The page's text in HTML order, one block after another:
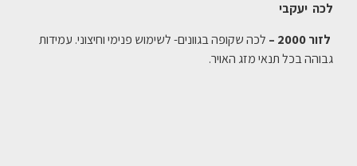
לכה יעקבי
לזור 2000 –
לכה שקופה בגוונים- לשימוש פנימי וחיצוני. עמידות
גבוהה בכל תנאי מזג האויר.